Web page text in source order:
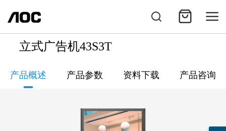
立式广告机43S3T
产品概述 产品参数 资料下载 产品咨询